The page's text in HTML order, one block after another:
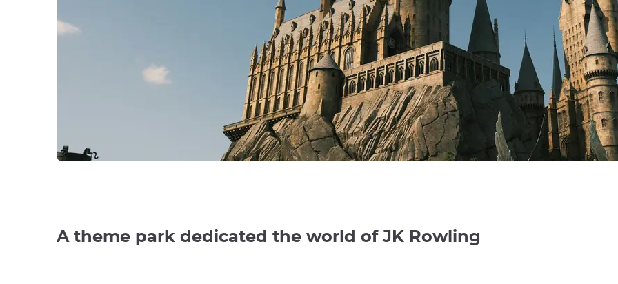
A theme park dedicated the world of JK Rowling